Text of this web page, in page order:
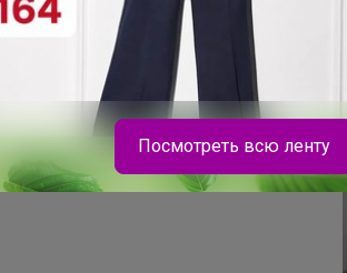
Fusion
Цена за 6шт
680,4р
Ложка Sapporo
столовая 19 см, P.L. -
Davinci
Посмотреть всю ленту